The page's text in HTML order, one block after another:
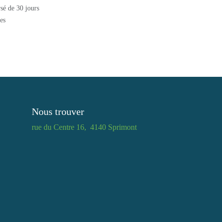
de 30 jours
Nous trouver
rue du Centre 16, 4140 Sprimont